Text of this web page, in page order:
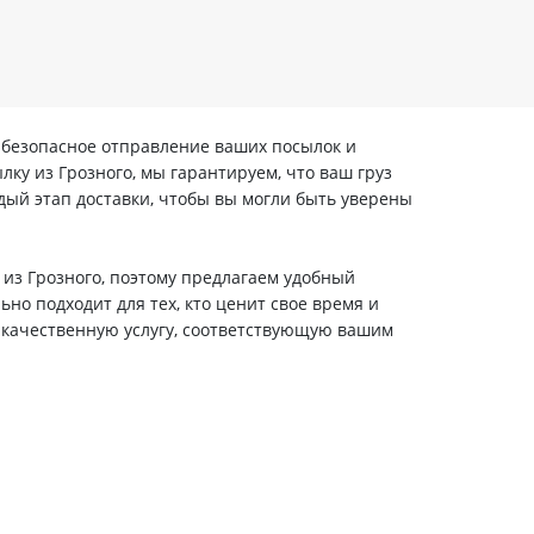
отправление ваших посылок и
из Грозного, мы гарантируем, что ваш груз
этап доставки, чтобы вы могли быть уверены
Грозного, поэтому предлагаем удобный
подходит для тех, кто ценит свое время и
услугу, соответствующую вашим